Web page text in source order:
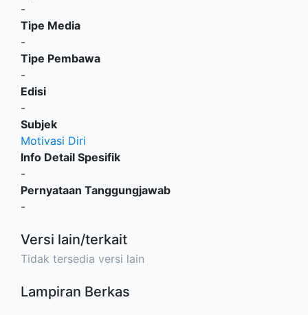
-
Tipe Media
-
Tipe Pembawa
-
Edisi
-
Subjek
Motivasi Diri
Info Detail Spesifik
-
Pernyataan Tanggungjawab
-
Versi lain/terkait
Tidak tersedia versi lain
Lampiran Berkas